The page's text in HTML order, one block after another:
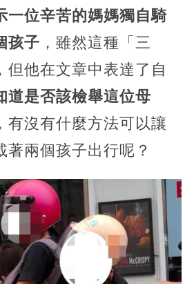
一位辛苦的媽媽獨自騎
孩子 ，雖然這種「三
但他在文章中表達了自
道是否該檢舉這位母
有沒有什麼方法可以讓
著兩個孩子出行呢？